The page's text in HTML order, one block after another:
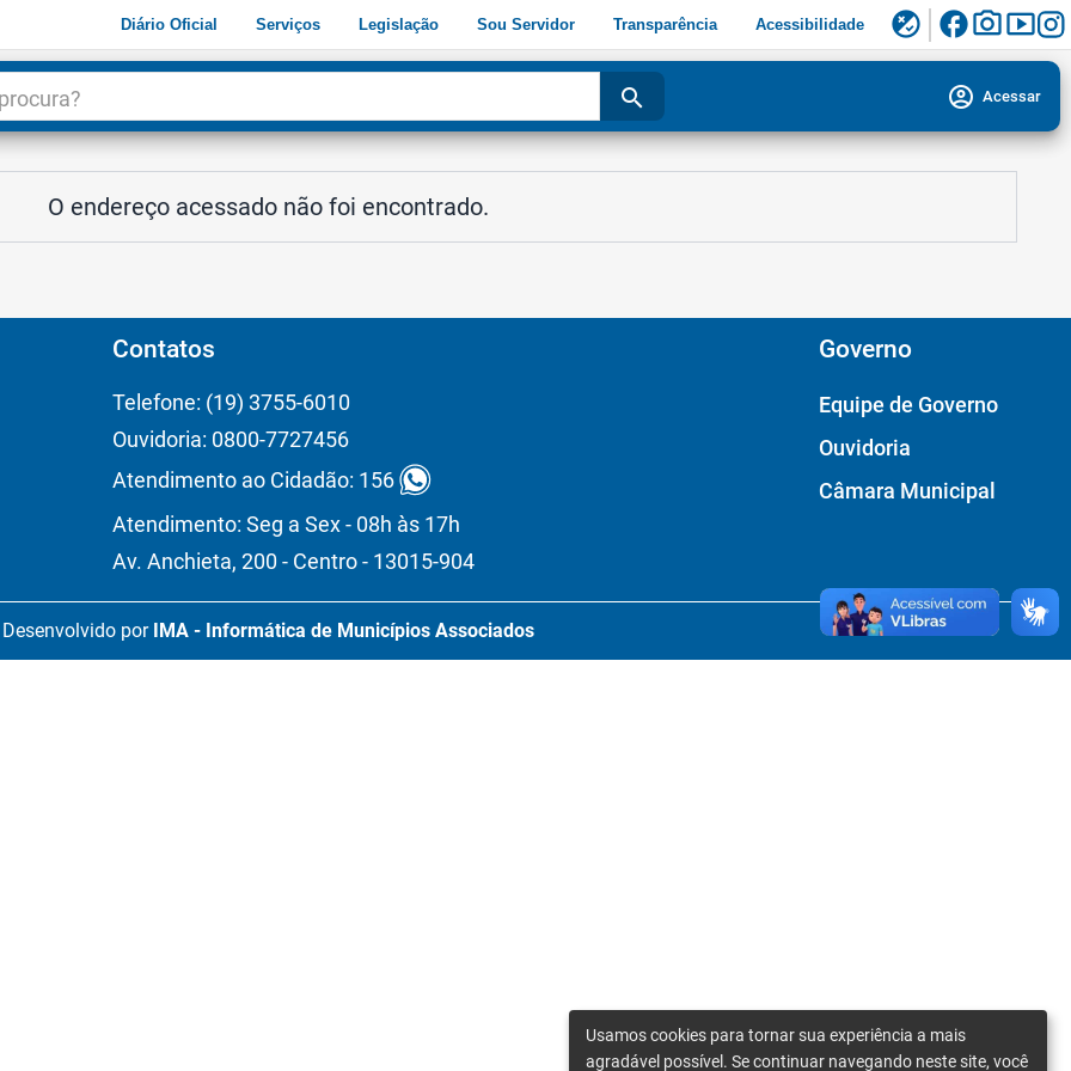
Diário Oficial Serviços Legislação Sou Servidor Transparência Acessibilidade flaky facebookphoto_camerasmart_display
search account_circle Acessar
O endereço acessado não foi encontrado.
Contatos
Telefone: (19) 3755-6010
Ouvidoria: 0800-7727456
Atendimento ao Cidadão: 156
Atendimento: Seg a Sex - 08h às 17h
Av. Anchieta, 200 - Centro - 13015-904
Governo
Equipe de Governo
Ouvidoria
Câmara Municipal
Desenvolvido por IMA - Informática de Municípios Associados
Usamos cookies para tornar sua experiência a mais
agradável possível. Se continuar navegando neste site, você